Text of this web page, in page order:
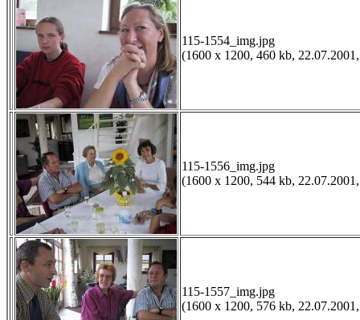
115-1554_img.jpg
(1600 x 1200, 460 kb,
115-1556_img.jpg
(1600 x 1200, 544 kb,
115-1557_img.jpg
(1600 x 1200, 576 kb,